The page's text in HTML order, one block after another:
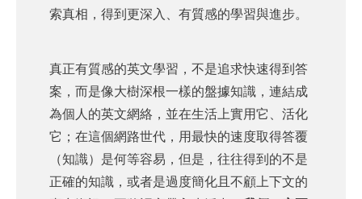
索真相，得到更深入、有質感的學習與進步。
真正有質感的英文學習，不是追求快速得到答
案，而是像大樹深根一樣的盤據知識，連結成
為個人的英文網絡，並在生活上實用它、活化
它；在這個網路世代，用最快的速度取得答覆
（知識）是何等容易，但是，往往得到的不是
正確的知識，或者是過度簡化且不顧上下文的